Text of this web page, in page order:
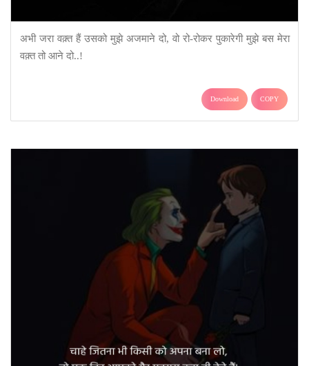
अभी जरा वक़्त हैं उसको मुझे अजमाने दो, वो रो-रोकर पुकारेगी मुझे बस मेरा
वक़्त तो आने दो..!
Download COPY